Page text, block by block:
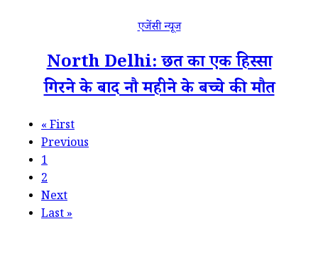
एजेंसी न्यूज
North Delhi: छत का एक हिस्सा
गिरने के बाद नौ महीने के बच्चे की मौत
«First
Previous
1
2
Next
Last»